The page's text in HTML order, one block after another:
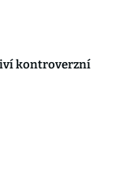
kontroverzní